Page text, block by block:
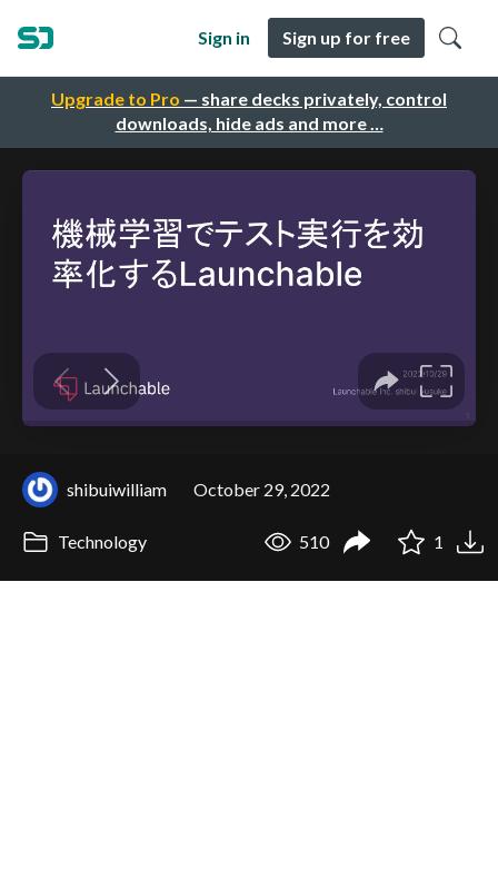
Upgrade to Pro — share decks privately, control
downloads, hide ads and more …
Sign in Sign up for free
shibuiwilliam October 29, 2022
Technology 510 1